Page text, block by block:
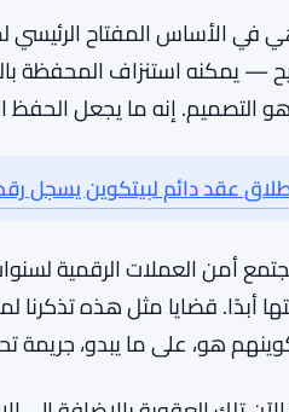
عبارة السر. هذا كل شيء.
كتبها في مكان يمكن الوصول
استراتيجية تسعى إلى
شهريًا
في الأساس المفتاح
— يمكنه استنزاف المحفظة
التصميم. إنه ما يجعل الحفظ